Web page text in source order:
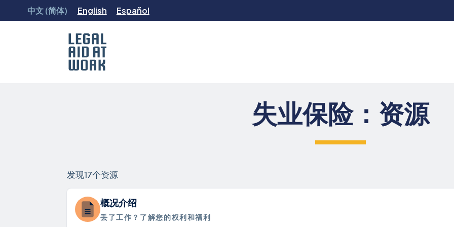
中文 (简体) English Español
失业保险：资源
发现17个资源
概况介绍
丢了工作？了解您的权利和福利